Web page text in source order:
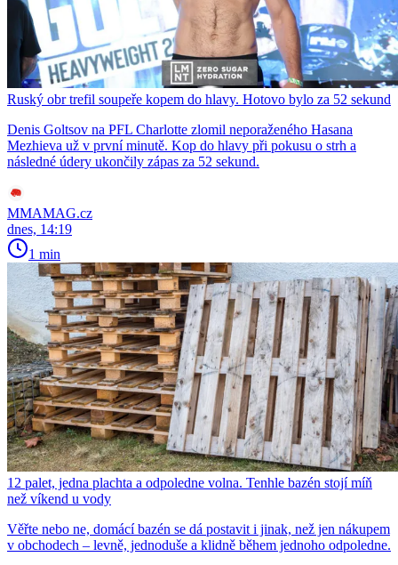
Ruský obr trefil soupeře kopem do hlavy. Hotovo bylo za 52 sekund
Denis Goltsov na PFL Charlotte zlomil neporaženého Hasana
Mezhieva už v první minutě. Kop do hlavy při pokusu o strh a
následné údery ukončily zápas za 52 sekund.
MMAMAG.cz
dnes, 14:19
1 min
12 palet, jedna plachta a odpoledne volna. Tenhle bazén stojí míň
než víkend u vody
Věřte nebo ne, domácí bazén se dá postavit i jinak, než jen nákupem
v obchodech – levně, jednoduše a klidně během jednoho odpoledne.